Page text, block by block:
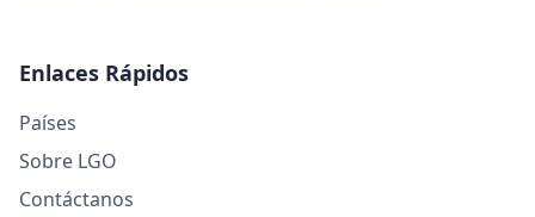
Enlaces Rápidos
Países
Sobre LGO
Contáctanos